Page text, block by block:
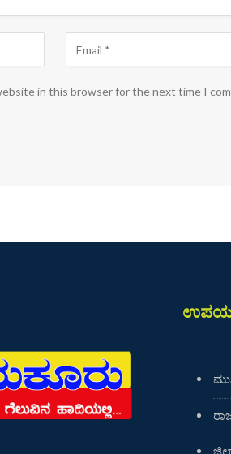
in this browser for the next time I